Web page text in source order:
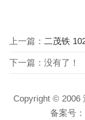
上一篇： 二茂铁
下一篇：没有了！
Copyright © 2006
备案号：